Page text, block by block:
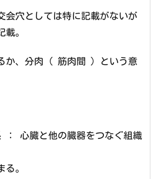
穴としては特に記載がないが
載。
か、分肉（ 筋肉間 ）という意
： 心臓と他の臓器をつなぐ組織
る。